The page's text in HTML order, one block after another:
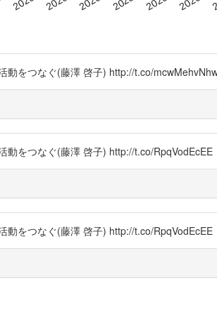
動をつなぐ(藤澤 啓子) http://t.co/
動をつなぐ(藤澤 啓子) http://t.co/RpqVodEcEE
動をつなぐ(藤澤 啓子) http://t.co/RpqVodEcEE